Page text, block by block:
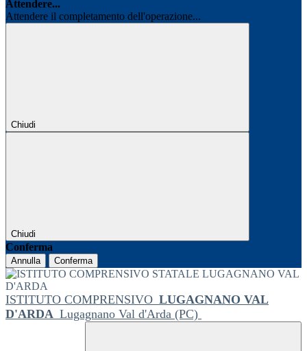
Attendere...
Attendere il completamento dell'operazione...
Chiudi
Chiudi
Conferma
Annulla Conferma
ISTITUTO COMPRENSIVO LUGAGNANO VAL
D'ARDA Lugagnano Val d'Arda (PC)